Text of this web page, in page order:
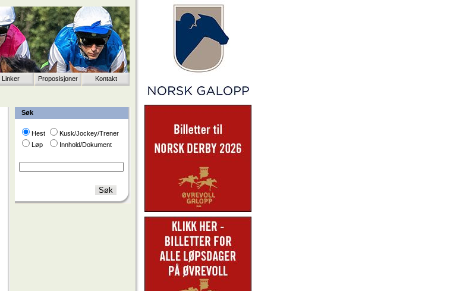
Linker Proposisjoner Kontakt
Søk
Hest
Kusk/Jockey/Trener
Løp
Innhold/Dokument